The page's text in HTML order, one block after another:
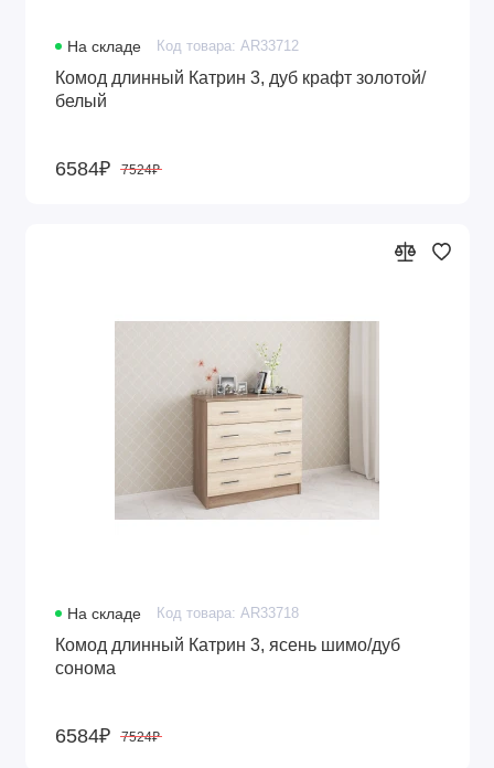
На складе Код товара: AR33712
Комод длинный Катрин 3, дуб крафт золотой/
белый
6584₽ 7524₽
На складе Код товара: AR33718
Комод длинный Катрин 3, ясень шимо/дуб
сонома
6584₽ 7524₽